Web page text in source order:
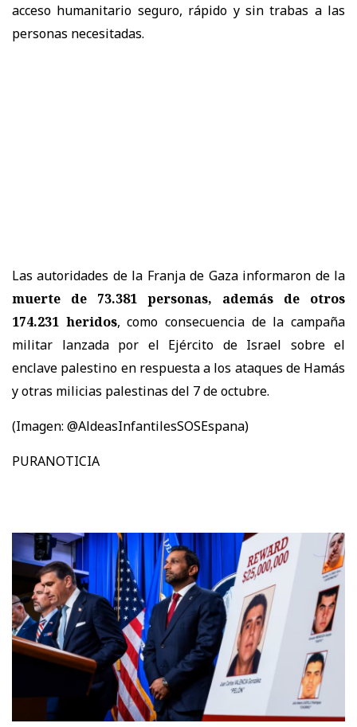
acceso humanitario seguro, rápido y sin trabas a las
personas necesitadas.
Las autoridades de la Franja de Gaza informaron de la
muerte de 73.381 personas, además de otros
174.231 heridos, como consecuencia de la campaña
militar lanzada por el Ejército de Israel sobre el
enclave palestino en respuesta a los ataques de Hamás
y otras milicias palestinas del 7 de octubre.
(Imagen: @AldeasInfantilesSOSEspana)
PURANOTICIA